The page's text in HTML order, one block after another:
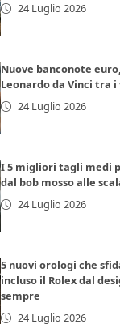
24 Luglio 2026
Nuove banconote
Leonardo da Vinci tra
24 Luglio 2026
I 5 migliori tagli medi
dal bob mosso alle
24 Luglio 2026
5 nuovi orologi che
incluso il Rolex dal
sempre
24 Luglio 2026